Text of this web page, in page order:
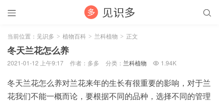
 
当前位置： 见识多 > 植物百科 > 兰科植物 > 正文
冬天兰花怎么养
2021-01-12 上午9:17 作者：多多 分类： 兰科植物  1.94K
冬天兰花怎么养对兰花来年的生长有很重要的影响，对于兰
花我们不能一概而论，要根据不同的品种，选择不同的管理